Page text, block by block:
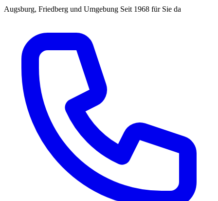
Augsburg, Friedberg und Umgebung Seit 1968 für Sie da